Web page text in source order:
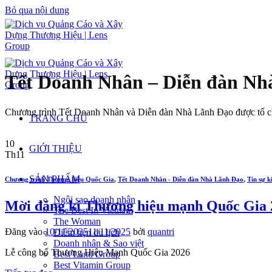
Bỏ qua nội dung
TRANG CHỦ
GIỚI THIỆU
SẢN PHẨM
Ngôi sao doanh nhân
The Best In Vietnam
The Woman
Điểm hẹn du lịch
Doanh nhân & Sao việt
Best Land Group
Best Vitamin Group
Tết Doanh Nhân – Diễn đàn
Chương trình Tết Doanh Nhân và Diễn đàn Nhà Lãnh Đạo được tổ
10
Th11
Chương trình Thương hiệu Quốc Gia, Tết Doanh Nhân - Diễn đàn Nhà Lãnh Đạo, Tin sự
Mời đăng kí Thương hiệu mạnh Quốc Gia
Đăng vào10/11/202511/11/2025 bởi quantri
Lễ công bố Thương Hiệu Mạnh Quốc Gia 2026